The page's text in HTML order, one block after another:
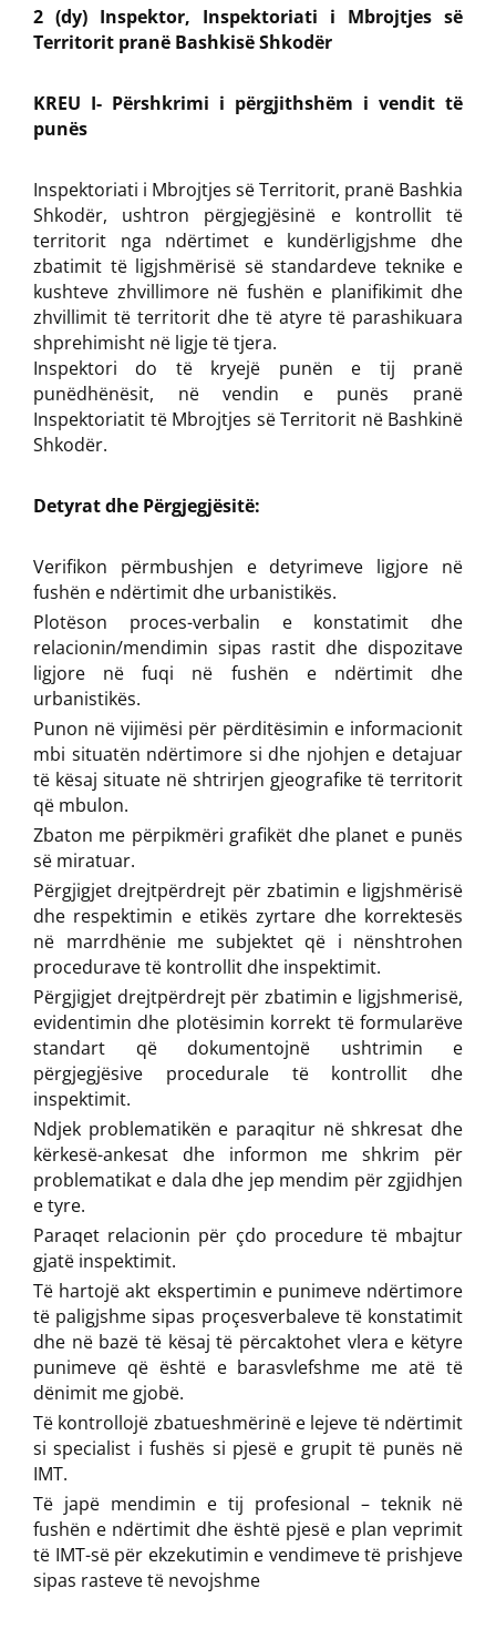
2 (dy) Inspektor, Inspektoriati i Mbrojtjes së
Territorit pranë Bashkisë Shkodër
KREU I- Përshkrimi i përgjithshëm i vendit të
punës
Inspektoriati i Mbrojtjes së Territorit, pranë Bashkia
Shkodër, ushtron përgjegjësinë e kontrollit të
territorit nga ndërtimet e kundërligjshme dhe
zbatimit të ligjshmërisë së standardeve teknike e
kushteve zhvillimore në fushën e planifikimit dhe
zhvillimit të territorit dhe të atyre të parashikuara
shprehimisht në ligje të tjera.
Inspektori do të kryejë punën e tij pranë
punëdhënësit, në vendin e punës pranë
Inspektoriatit të Mbrojtjes së Territorit në Bashkinë
Shkodër.
Detyrat dhe Përgjegjësitë:
Verifikon përmbushjen e detyrimeve ligjore në
fushën e ndërtimit dhe urbanistikës.
Plotëson proces-verbalin e konstatimit dhe
relacionin/mendimin sipas rastit dhe dispozitave
ligjore në fuqi në fushën e ndërtimit dhe
urbanistikës.
Punon në vijimësi për përditësimin e informacionit
mbi situatën ndërtimore si dhe njohjen e detajuar
të kësaj situate në shtrirjen gjeografike të territorit
që mbulon.
Zbaton me përpikmëri grafikët dhe planet e punës
së miratuar.
Përgjigjet drejtpërdrejt për zbatimin e ligjshmërisë
dhe respektimin e etikës zyrtare dhe korrektesës
në marrdhënie me subjektet që i nënshtrohen
procedurave të kontrollit dhe inspektimit.
Përgjigjet drejtpërdrejt për zbatimin e ligjshmerisë,
evidentimin dhe plotësimin korrekt të formularëve
standart që dokumentojnë ushtrimin e
përgjegjësive procedurale të kontrollit dhe
inspektimit.
Ndjek problematikën e paraqitur në shkresat dhe
kërkesë-ankesat dhe informon me shkrim për
problematikat e dala dhe jep mendim për zgjidhjen
e tyre.
Paraqet relacionin për çdo procedure të mbajtur
gjatë inspektimit.
Të hartojë akt ekspertimin e punimeve ndërtimore
të paligjshme sipas proçesverbaleve të konstatimit
dhe në bazë të kësaj të përcaktohet vlera e këtyre
punimeve që është e barasvlefshme me atë të
dënimit me gjobë.
Të kontrollojë zbatueshmërinë e lejeve të ndërtimit
si specialist i fushës si pjesë e grupit të punës në
IMT.
Të japë mendimin e tij profesional – teknik në
fushën e ndërtimit dhe është pjesë e plan veprimit
të IMT-së për ekzekutimin e vendimeve të prishjeve
sipas rasteve të nevojshme